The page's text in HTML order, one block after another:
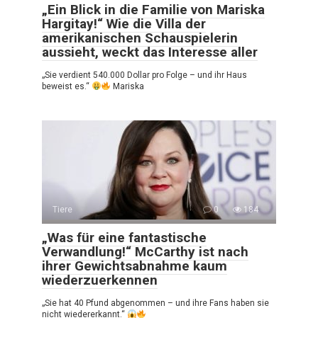
„Ein Blick in die Familie von Mariska
Hargitay!“ Wie die Villa der
amerikanischen Schauspielerin
aussieht, weckt das Interesse aller
„Sie verdient 540.000 Dollar pro Folge – und ihr Haus
beweist es.“
Mariska
Tiere 0 184
„Was für eine fantastische
Verwandlung!“ McCarthy ist nach
ihrer Gewichtsabnahme kaum
wiederzuerkennen
„Sie hat 40 Pfund abgenommen – und ihre Fans haben sie
nicht wiedererkannt.“